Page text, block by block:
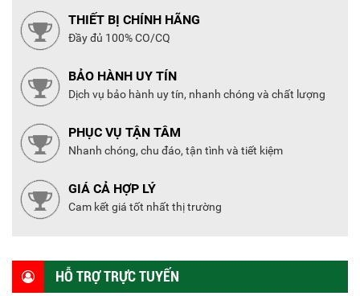
THIẾT BỊ CHÍNH HÃNG
Đầy đủ 100% CO/CQ
BẢO HÀNH UY TÍN
Dịch vụ bảo hành uy tín, nhanh chóng và chất lượng
PHỤC VỤ TẬN TÂM
Nhanh chóng, chu đáo, tận tình và tiết kiệm
GIÁ CẢ HỢP LÝ
Cam kết giá tốt nhất thị trường
HỖ TRỢ TRỰC TUYẾN